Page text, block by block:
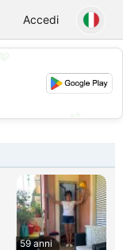
Accedi
59 anni